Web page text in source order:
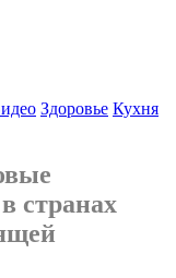
Здоровье Кухня
странах